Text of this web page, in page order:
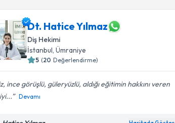
Dt. Hatice Yılmaz
Diş Hekimi
İstanbul , Ümraniye
5 (20 Değerlendirme)
ince görüşlü, güleryüzlü, aldığı eğitimin hakkını veren
Devamı